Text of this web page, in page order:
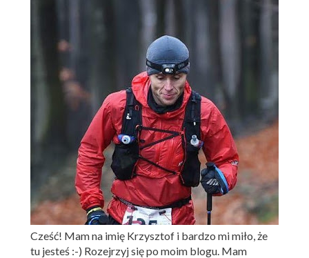
Cześć! Mam na imię Krzysztof i bardzo mi miło, że
tu jesteś :-) Rozejrzyj się po moim blogu. Mam